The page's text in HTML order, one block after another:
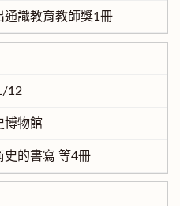
通識教育教師獎1冊
12
博物館
史的書寫 等4冊